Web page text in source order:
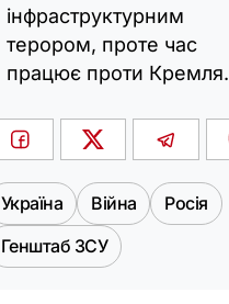
інфраструктурним
терором, проте час
працює проти Кремля.
Україна Війна
Росія
Генштаб ЗСУ